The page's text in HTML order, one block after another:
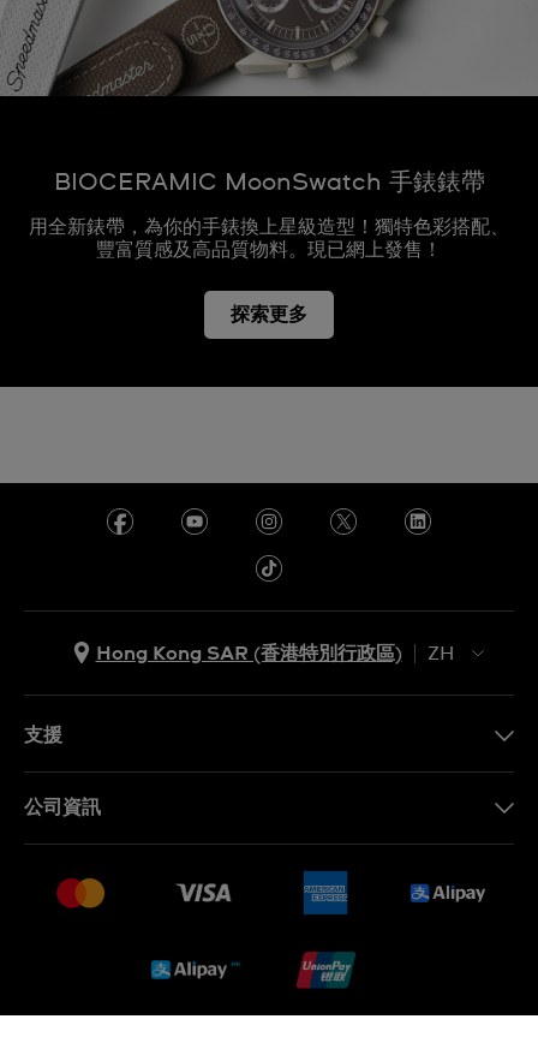
BIOCERAMIC MoonSwatch 手錶錶帶
用全新錶帶，為你的手錶換上星級造型！獨特色彩搭配、
豐富質感及高品質物料。現已網上發售！
探索更多
Hong Kong SAR (香港特別行政區)
ZH
支援
銷售條款
公司資訊
就業機會